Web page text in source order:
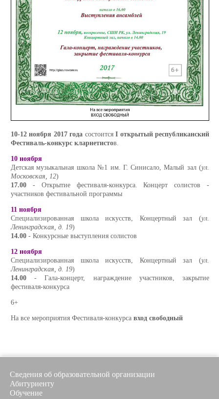
10-12 ноября 2017 года состоитсяI открытый республиканский
Фестиваль-конкурс кларнетистов.
10 ноября
Детская музыкальная школа №1 им. Г. Синисало, Малый зал (ул.
Московская, 12)
17.00 - Открытие фестиваля-конкурса. Концерт солистов -
участников фестивальной программы
11 ноября
Специализированная школа искусств, Концертный зал (ул.
Ленинградская, д. 19)
14.00 - Конкурсные выступления солистов
12 ноября
Специализированная школа искусств, Концертный зал (ул.
Ленинградская, д. 19)
14.00 - Гала-концерт, награждение участников, закрытие
фестиваля-конкурса
6+
На все мероприятия Фестиваля-конкурса вход свободный
Сведения об образовательной организации
Абитуриенту
Обучение